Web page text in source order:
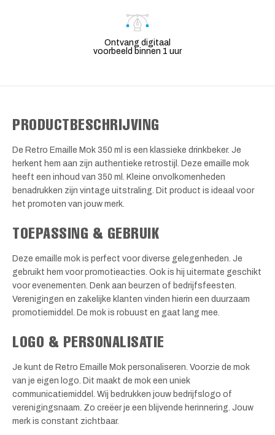
Ontvang digitaal
voorbeeld binnen 1 uur
PRODUCTBESCHRIJVING
De Retro Emaille Mok 350 ml is een klassieke drinkbeker. Je
herkent hem aan zijn authentieke retrostijl. Deze emaille mok
heeft een inhoud van 350 ml. Kleine onvolkomenheden
benadrukken zijn vintage uitstraling. Dit product is ideaal voor
het promoten van jouw merk.
TOEPASSING & GEBRUIK
Deze emaille mok is perfect voor diverse gelegenheden. Je
gebruikt hem voor promotieacties. Ook is hij uitermate geschikt
voor evenementen. Denk aan beurzen of bedrijfsfeesten.
Verenigingen en zakelijke klanten vinden hierin een duurzaam
promotiemiddel. De mok is robuust en gaat lang mee.
LOGO & PERSONALISATIE
Je kunt de Retro Emaille Mok personaliseren. Voorzie de mok
van je eigen logo. Dit maakt de mok een uniek
communicatiemiddel. Wij bedrukken jouw bedrijfslogo of
verenigingsnaam. Zo creëer je een blijvende herinnering. Jouw
merk is constant zichtbaar.